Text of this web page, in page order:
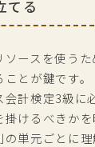
てる
ースを使うた
とが鍵です。
計検定3級に
けるべきかを
単元ごとに理